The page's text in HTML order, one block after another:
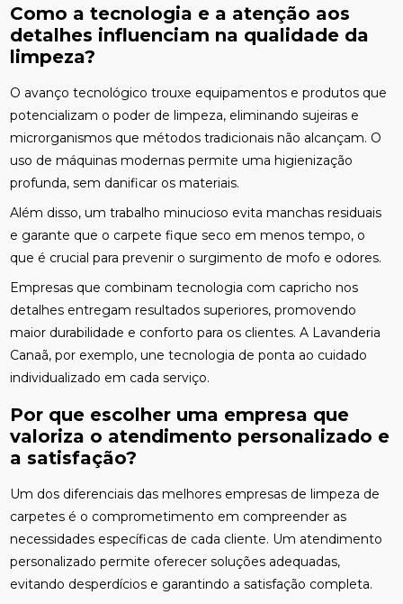
Como a tecnologia e a atenção aos
detalhes influenciam na qualidade da
limpeza?
O avanço tecnológico trouxe equipamentos e produtos que
potencializam o poder de limpeza, eliminando sujeiras e
microrganismos que métodos tradicionais não alcançam. O
uso de máquinas modernas permite uma higienização
profunda, sem danificar os materiais.
Além disso, um trabalho minucioso evita manchas residuais
e garante que o carpete fique seco em menos tempo, o
que é crucial para prevenir o surgimento de mofo e odores.
Empresas que combinam tecnologia com capricho nos
detalhes entregam resultados superiores, promovendo
maior durabilidade e conforto para os clientes. A Lavanderia
Canaã, por exemplo, une tecnologia de ponta ao cuidado
individualizado em cada serviço.
Por que escolher uma empresa que
valoriza o atendimento personalizado e
a satisfação?
Um dos diferenciais das melhores empresas de limpeza de
carpetes é o comprometimento em compreender as
necessidades específicas de cada cliente. Um atendimento
personalizado permite oferecer soluções adequadas,
evitando desperdícios e garantindo a satisfação completa.